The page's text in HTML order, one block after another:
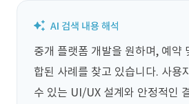
중개 플랫폼 개발을 원하며, 예약
합된 사례를 찾고 있습니다. 사용
수 있는 UI/UX 설계와 안정적인